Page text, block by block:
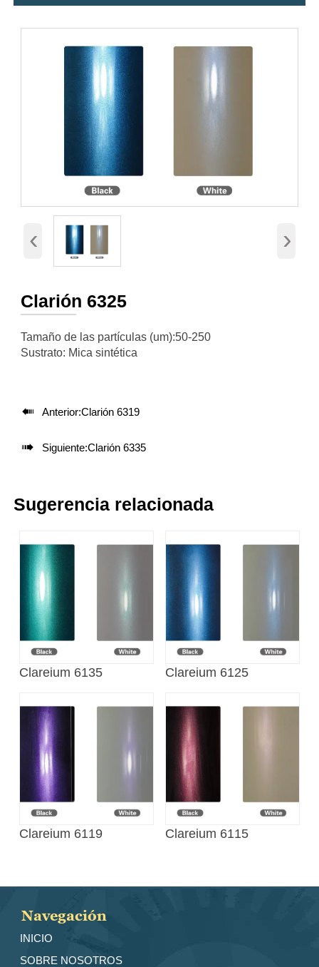
‹ ›
Clarión 6325
Tamaño de las partículas (um):50-250
Sustrato: Mica sintética
 Anterior:Clarión 6319
 Siguiente:Clarión 6335
Sugerencia relacionada
Clareium 6135 Clareium 6125
Clareium 6119 Clareium 6115
Navegación
INICIO
SOBRE NOSOTROS